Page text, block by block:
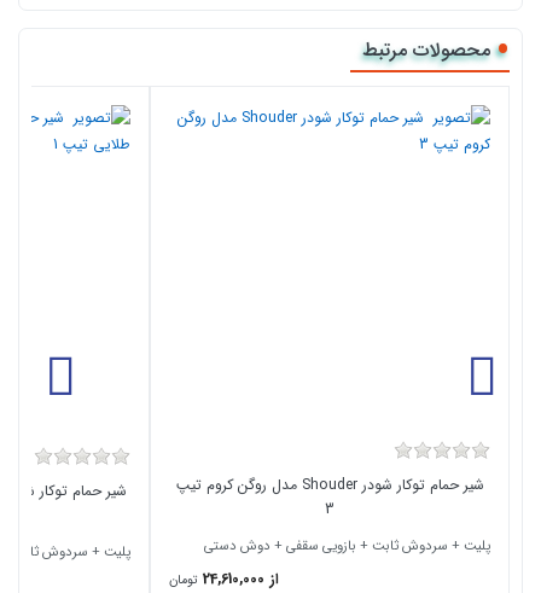
محصولات مرتبط
شیر حمام توکار شودر Shouder مدل روگن کروم تیپ
3
پلیت + سردوش ثابت + بازویی سقفی + دوش دستی
از 24,610,000 تومان
پلیت + سردوش ثابت +